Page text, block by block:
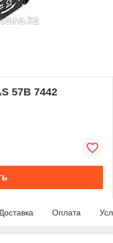
57В 7442
Доставка Оплата